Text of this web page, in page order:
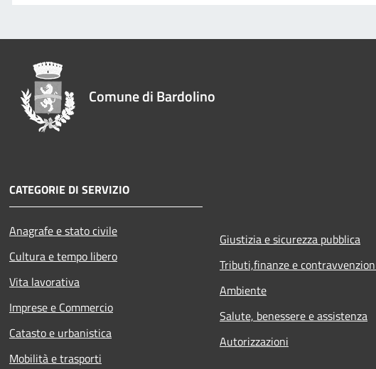
Comune di Bardolino
CATEGORIE DI SERVIZIO
Anagrafe e stato civile
Cultura e tempo libero
Vita lavorativa
Imprese e Commercio
Catasto e urbanistica
Mobilità e trasporti
Giustizia e sicurezza pubblica
Tributi,finanze e
Ambiente
Salute, benessere e assistenza
Autorizzazioni